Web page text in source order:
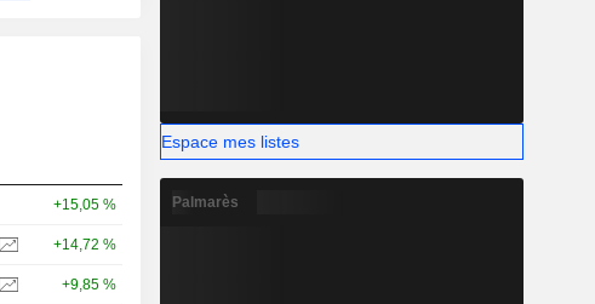
+15,05 %
+14,72 %
+9,85 %
Espace mes listes
Palmarès